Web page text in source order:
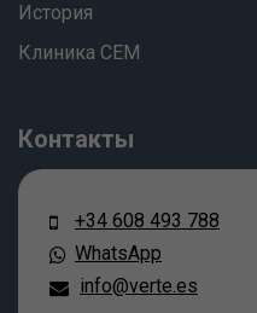
История
Клиника СЕМ
Контакты
+34 608 493 788
WhatsApp
info@verte.es